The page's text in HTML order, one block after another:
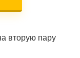
вторую пару